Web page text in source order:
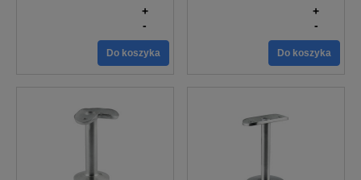
-
+
Do koszyka
-
+
Do koszyka